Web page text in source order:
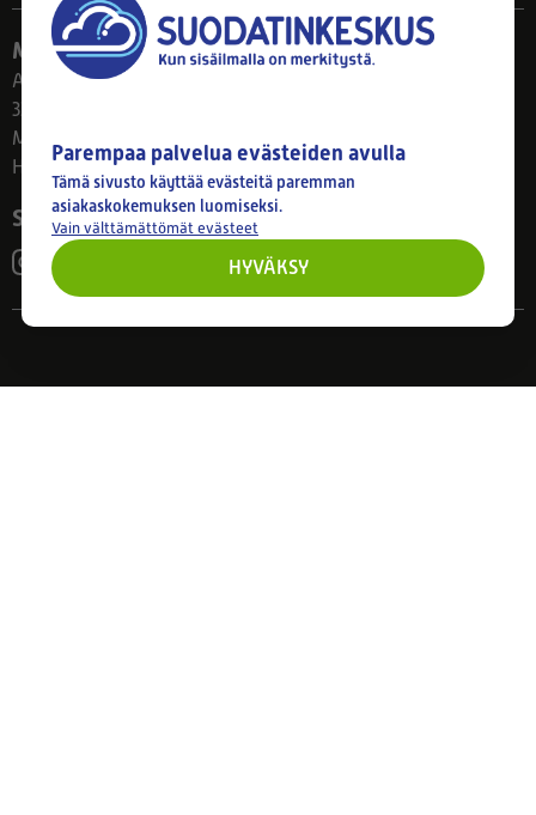
Myymälä
Ahlmanintie 61
33800 Tampere
Ma–Pe 8–17
Huom! Myymälän poikkeusaukiolot: 27.7.-21.8. klo 8-16
Seuraa meitä
Parempaa palvelua evästeiden avulla
Tämä sivusto käyttää evästeitä paremman
asiakaskokemuksen luomiseksi.
Vain välttämättömät evästeet
HYVÄKSY